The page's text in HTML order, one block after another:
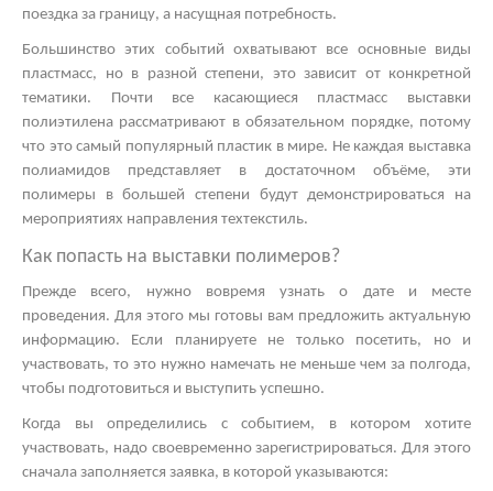
поездка за границу, а насущная потребность.
Большинство этих событий охватывают все основные виды
пластмасс, но в разной степени, это зависит от конкретной
тематики. Почти все касающиеся пластмасс выставки
полиэтилена рассматривают в обязательном порядке, потому
что это самый популярный пластик в мире. Не каждая выставка
полиамидов
представляет в достаточном объёме, эти
полимеры в большей степени будут демонстрироваться на
мероприятиях направления техтекстиль.
Как попасть на выставки полимеров?
Прежде всего, нужно вовремя узнать о дате и месте
проведения. Для этого мы готовы вам предложить актуальную
информацию. Если планируете не только посетить, но и
участвовать, то это нужно намечать не меньше чем за полгода,
чтобы подготовиться и выступить успешно.
Когда вы определились с событием, в котором хотите
участвовать, надо своевременно зарегистрироваться. Для этого
сначала заполняется заявка, в которой указываются: